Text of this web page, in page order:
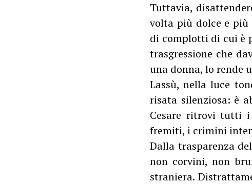
Tuttavia,
volta più dolce e più
di complotti di cui è
trasgressione che
una donna, lo rende
Lassù, nella luce
risata silenziosa: è
Cesare ritrovi tutti
fremiti, i crimini
Dalla trasparenza
non corvini, non
straniera.